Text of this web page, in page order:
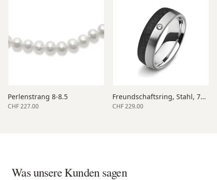
Perlenstrang 8-8.5
CHF 227.00
Freundschaftsring, Stahl, 7mm Breite, matt
CHF 229.00
Was unsere Kunden sagen